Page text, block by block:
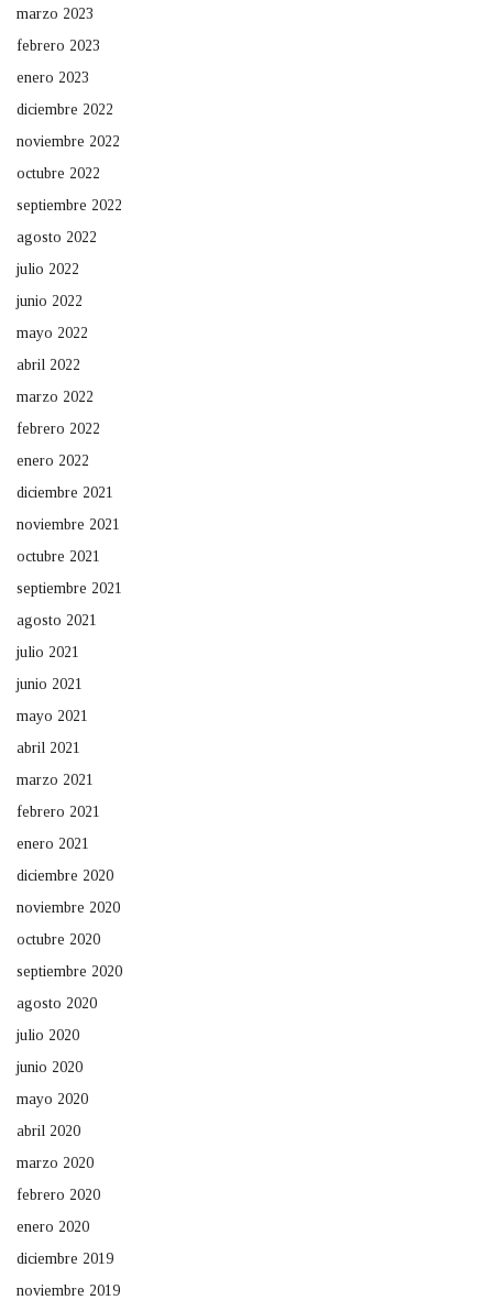
marzo 2023
febrero 2023
enero 2023
diciembre 2022
noviembre 2022
octubre 2022
septiembre 2022
agosto 2022
julio 2022
junio 2022
mayo 2022
abril 2022
marzo 2022
febrero 2022
enero 2022
diciembre 2021
noviembre 2021
octubre 2021
septiembre 2021
agosto 2021
julio 2021
junio 2021
mayo 2021
abril 2021
marzo 2021
febrero 2021
enero 2021
diciembre 2020
noviembre 2020
octubre 2020
septiembre 2020
agosto 2020
julio 2020
junio 2020
mayo 2020
abril 2020
marzo 2020
febrero 2020
enero 2020
diciembre 2019
noviembre 2019